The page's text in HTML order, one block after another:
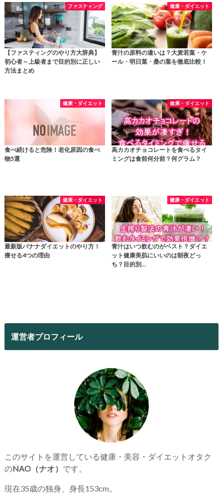
ファスティング
【ファスティングのやり方大辞典】
初心者～上級者まで目的別に正しい
方法まとめ
健康・ダイエット
青汁の原料の違いは？大麦若葉・ケ
ール・明日葉・桑の葉を徹底比較！
健康・ダイエット
食べ続けると危険！老化原因の食べ
物5選
健康・ダイエット
高カカオチョコレートを食べるタイ
ミングは食前何分前？何グラム？
健康・ダイエット
最新版バナナダイエットのやり方！
痩せる4つの理由
健康・ダイエット
青汁はいつ飲むのがベスト？ダイエ
ット健康美肌にいいのは朝夜どっ
ち？目的別…
運営者プロフィール
このサイトを運営している健康・美容・ダイエットオタク
のNAO（ナオ） です。
現在35歳の独身、身長153cm。